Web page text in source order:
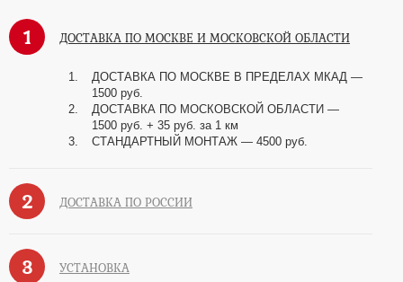
1 ДОСТАВКА ПО МОСКВЕ И МОСКОВСКОЙ ОБЛАСТИ
ДОСТАВКА ПО МОСКВЕ В ПРЕДЕЛАХ МКАД —
1500 руб.
ДОСТАВКА ПО МОСКОВСКОЙ ОБЛАСТИ —
1500 руб. + 35 руб. за 1 км
СТАНДАРТНЫЙ МОНТАЖ — 4500 руб.
2 ДОСТАВКА ПО РОССИИ
3 УСТАНОВКА